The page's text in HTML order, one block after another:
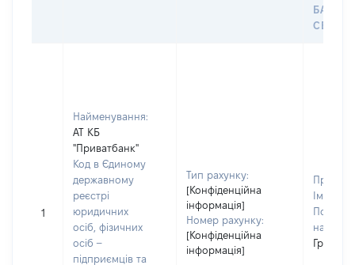
СЕЙФУ
1
Найменування:
АТ КБ
"Приватбанк"
Код в Єдиному
державному
реєстрі
юридичних
осіб, фізичних
осіб –
підприємців та
Тип рахунку:
[Конфіденційна
інформація]
Номер рахунку:
[Конфіденційна
інформація]
Ім'я:
По